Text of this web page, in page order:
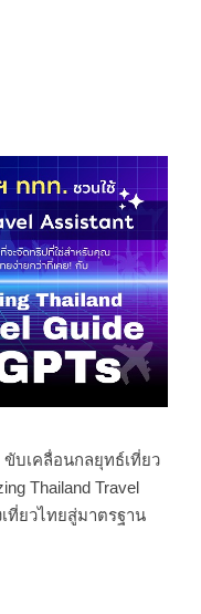
ขับเคลื่อนกลยุทธ์เที่ยว
Thailand Travel
ที่ยวไทยสู่มาตรฐาน